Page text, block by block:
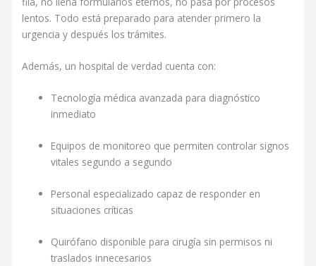
lentos. Todo está preparado para atender primero la
urgencia y después los trámites.
Además, un hospital de verdad cuenta con:
Tecnología médica avanzada para diagnóstico
inmediato
Equipos de monitoreo que permiten controlar signos
vitales segundo a segundo
Personal especializado capaz de responder en
situaciones críticas
Quirófano disponible para cirugía sin permisos ni
traslados innecesarios